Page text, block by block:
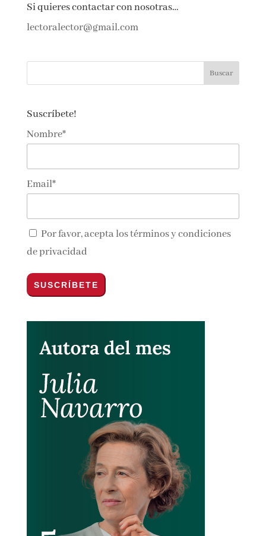
Si quieres contactar con nosotras…
lectoralector@gmail.com
Suscríbete!
Nombre*
Email*
Por favor, acepta lostérminos y condiciones
de privacidad